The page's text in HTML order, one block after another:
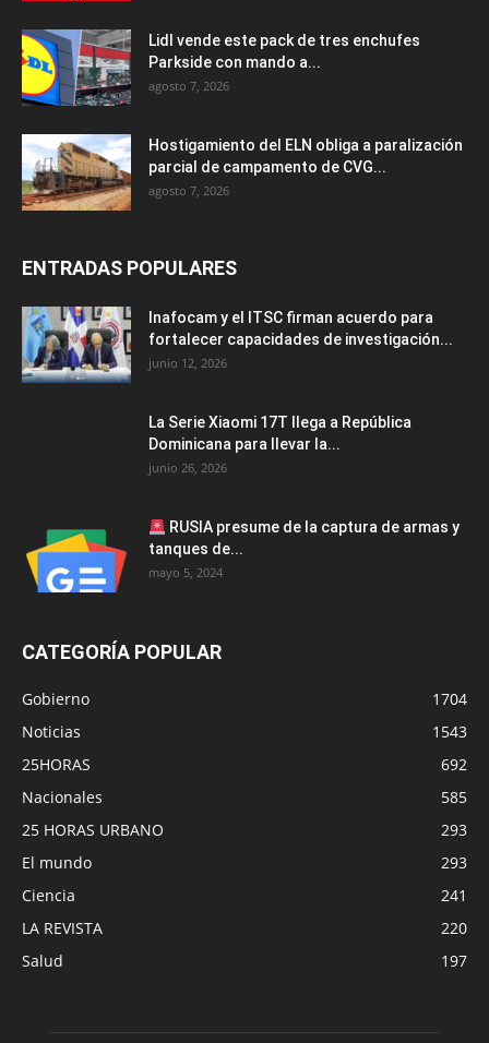
Lidl vende este pack de tres enchufes
Parkside con mando a...
agosto 7, 2026
Hostigamiento del ELN obliga a paralización
parcial de campamento de CVG...
agosto 7, 2026
ENTRADAS POPULARES
Inafocam y el ITSC firman acuerdo para
fortalecer capacidades de investigación...
junio 12, 2026
La Serie Xiaomi 17T llega a República
Dominicana para llevar la...
junio 26, 2026
RUSIA presume de la captura de armas y
tanques de...
mayo 5, 2024
CATEGORÍA POPULAR
Gobierno
1704
Noticias
1543
25HORAS
692
Nacionales
585
25 HORAS URBANO
293
El mundo
293
Ciencia
241
LA REVISTA
220
Salud
197